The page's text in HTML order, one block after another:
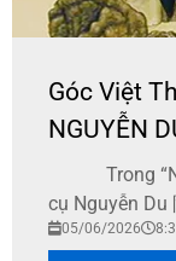
Góc Việt
NGUYỄN
Trong
cụ Nguyễn Du
05/06/2026